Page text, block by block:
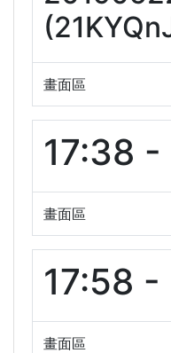
畫面區
17:38 -
畫面區
17:58 -
畫面區